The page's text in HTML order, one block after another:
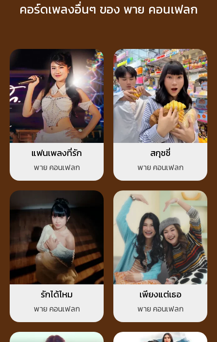
คอร์ดเพลงอื่นๆ ของ พาย คอนเฟลก
แฟนเพลงที่รัก
พาย คอนเฟลก
สกุชชี่
พาย คอนเฟลก
รักได้ไหม
พาย คอนเฟลก
เพียงแต่เธอ
พาย คอนเฟลก